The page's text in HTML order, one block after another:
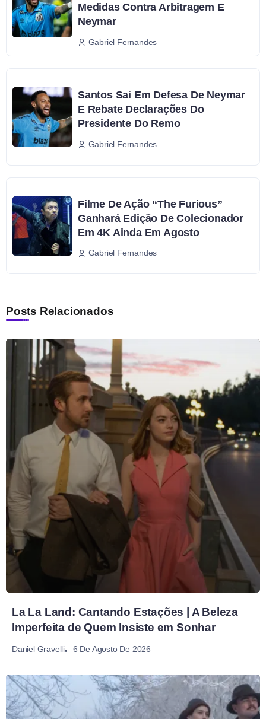
Medidas Contra Arbitragem E
Neymar
Gabriel Fernandes
Santos Sai Em Defesa De Neymar
E Rebate Declarações Do
Presidente Do Remo
Gabriel Fernandes
Filme De Ação “The Furious”
Ganhará Edição De Colecionador
Em 4K Ainda Em Agosto
Gabriel Fernandes
Posts Relacionados
La La Land: Cantando Estações | A Beleza
Imperfeita de Quem Insiste em Sonhar
Daniel Gravelli 6 De Agosto De 2026